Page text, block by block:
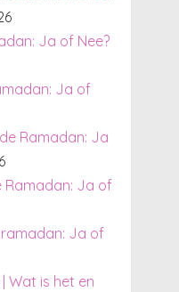
Ja of Nee?
Ja of
Ramadan: Ja
Ramadan: Ja of
Ja of
Wat is het en